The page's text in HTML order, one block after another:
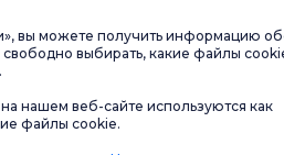
вы можете получить информацию
выбирать, какие файлы
нашем веб-сайте используются как
файлы cookie.